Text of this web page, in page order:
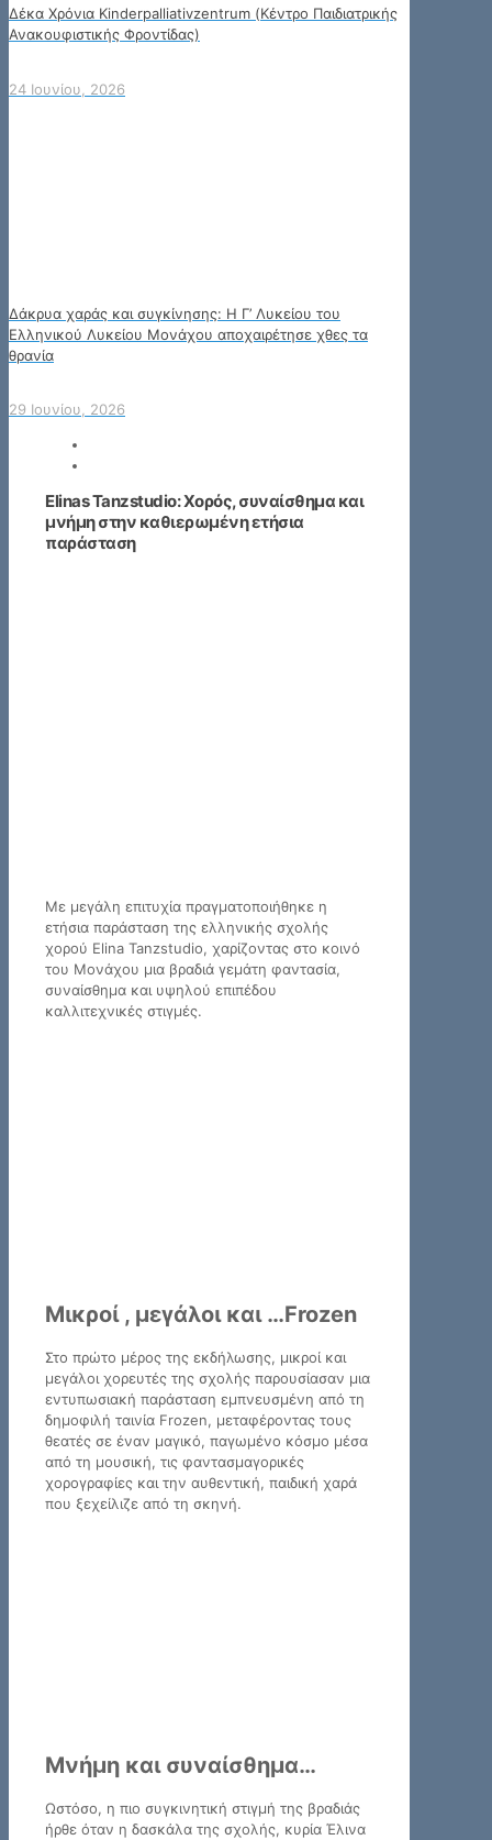
Δέκα Χρόνια Kinderpalliativzentrum (Κέντρο Παιδιατρικής
Ανακουφιστικής Φροντίδας)
24 Ιουνίου, 2026
Δάκρυα χαράς και συγκίνησης: Η Γ’ Λυκείου του
Ελληνικού Λυκείου Μονάχου αποχαιρέτησε χθες τα
θρανία
29 Ιουνίου, 2026
Elinas Tanzstudio: Χορός, συναίσθημα και
μνήμη στην καθιερωμένη ετήσια
παράσταση
Με μεγάλη επιτυχία πραγματοποιήθηκε η
ετήσια παράσταση της ελληνικής σχολής
χορού Elina Tanzstudio, χαρίζοντας στο κοινό
του Μονάχου μια βραδιά γεμάτη φαντασία,
συναίσθημα και υψηλού επιπέδου
καλλιτεχνικές στιγμές.
Μικροί , μεγάλοι και …Frozen
Στο πρώτο μέρος της εκδήλωσης, μικροί και
μεγάλοι χορευτές της σχολής παρουσίασαν μια
εντυπωσιακή παράσταση εμπνευσμένη από τη
δημοφιλή ταινία Frozen, μεταφέροντας τους
θεατές σε έναν μαγικό, παγωμένο κόσμο μέσα
από τη μουσική, τις φαντασμαγορικές
χορογραφίες και την αυθεντική, παιδική χαρά
που ξεχείλιζε από τη σκηνή.
Μνήμη και συναίσθημα…
Ωστόσο, η πιο συγκινητική στιγμή της βραδιάς
ήρθε όταν η δασκάλα της σχολής, κυρία Έλινα